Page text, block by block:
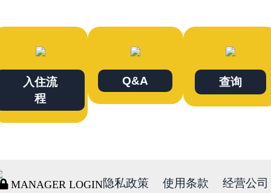
入住流
程
Q&A 查询
MANAGER LOGIN隐私政策 使用条款 经营公司